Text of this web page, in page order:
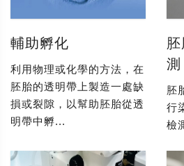
輔助孵化
利用物理或化學的方法，在
胚胎的透明帶上製造一處缺
損或裂隙，以幫助胚胎從透
明帶中孵...
測
胚
行
檢